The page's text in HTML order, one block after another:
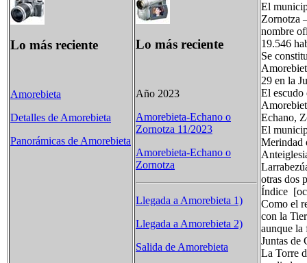
Lo más reciente
Amorebieta
Detalles de Amorebieta
Panorámicas de Amorebieta
Lo más reciente
Año 2023
Amorebieta-Echano o
Zornotza 11/2023
Amorebieta-Echano o
Zornotza
Llegada a Amorebieta 1)
Llegada a Amorebieta 2)
Salida de Amorebieta
El
Zornotza
nombre
19.546
Se
29 en la
El escudo
Echano,
El
Merindad
otras dos
Índice
Como el
con la
aunque la
Juntas de
La Torre